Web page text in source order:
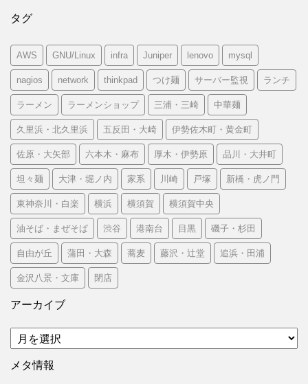
タグ
AWS GNU/Linux infra Juniper lenovo mysql
nagios network thinkpad つけ麺 サーバー監視 ランチ
ラーメン ラーメンショップ 三浦・三崎 中華麺
久里浜・北久里浜 五反田・大崎 伊勢佐木町・黄金町
佐原・大矢部 六本木・麻布 厚木・伊勢原 品川・大井町
坦々麺 大津・堀ノ内 家系 川崎 戸塚 新橋・虎ノ門
東神奈川・白楽 横浜 横須賀 横須賀中央
油そば・まぜそば 渋谷 港南台 目黒 磯子・杉田
自由が丘 蒲田・大森 蕎麦 藤沢・辻堂 追浜・田浦
金沢八景・文庫 閉店
アーカイブ
ア
ー
カ
メタ情報